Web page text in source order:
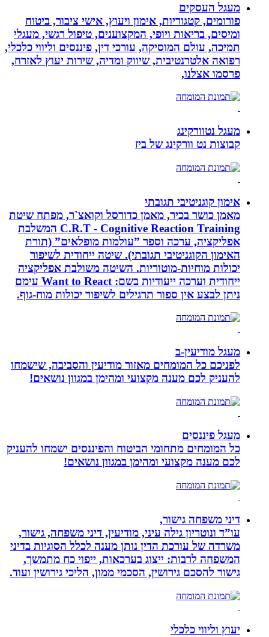
מעגל העסקים
פורומים, קטגוריות, אימון ויעוץ, אישי ציבור, ביטוח
ומיסים, בריאות ויופי, המקצוענים, טיפול רגשי, מעגלי
תמיכה, עולם המוסיקה, עורכי דין, פיננסים וליווי כלכלי,
רפואה אלטרנטיבית, שיווק ומדיה, שירות יעוץ לאזרח,
פרסמו אצלנו,
מעגל נטוורקינג
קבוצות נט וורקינג של ביז
אימון קוגניטיבי תגובתי
מאמן כושר בכיר, מאמן כדורסל וקואצ`ר, מפתח שיטת
C.R.T - Cognitive Reaction Training המשלבת
אפליקציה, ערכה וספר ”עולמות מופלאים” (תורת
האימון הקוגניטיבי תגובתי). שיטה ייחודית לשיפור
יכולות מוחיות-מוטוריות. השיטה משולבת אפליקציה
ייחודית וערכה ייעודיות בשם: Want to React עימם
ניתן לבצע אין ספור תרגילים לשיפור יכולות מוח-גוף.
מעגל מודיעין-ב
לפניכם כל המומחים מאזור מודיעין והסביבה, שישמחו
להעניק לכם מענה מקצועי ומהימן במגוון נושאים!
מעגל פיננסים
כל המומחים מתחומי הביטוח והפיננסים ישמחו להעניק
לכם מענה מקצועי ומהימן במגוון נושאים!
דיני משפחה גישור,
עו”ד ונוטריון גילה עיני, מודיעין, דיני משפחה, גישור,
משרדה של עורכת הדין נותן מענה לכלל הסוגיות בדיני
המשפחה לרבות: ייצוג בערכאות, ייפוי כח מתמשך,
גישור להסכם גירושין, הסכמי ממון, הליכי גירושין ועוד.
יעוץ וליווי כלכלי